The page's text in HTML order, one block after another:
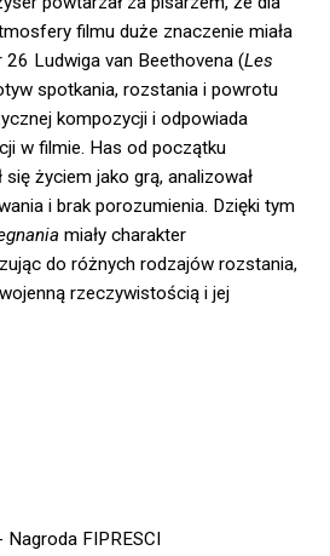
filmu duże znaczenie miała
Ludwiga van Beethovena (Les
spotkania, rozstania i powrotu
kompozycji i odpowiada
w filmie. Has od początku
życiem jako grą, analizował
i brak porozumienia. Dzięki tym
miały charakter
do różnych rodzajów rozstania,
rzeczywistością i jej
FIPRESCI